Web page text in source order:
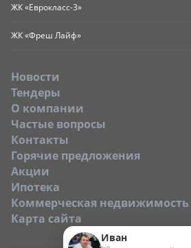
ЖК «Еврокласс-3»
ЖК «Фреш Лайф»
Новости
Тендеры
O компании
Частые вопросы
Контакты
Горячие предложения
Акции
Ипотека
Коммерческая недвижимость
Карта сайта
Иван